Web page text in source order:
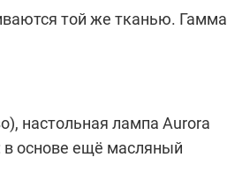
той же тканью. Гамма
настольная лампа Aurora
в основе ещё масляный